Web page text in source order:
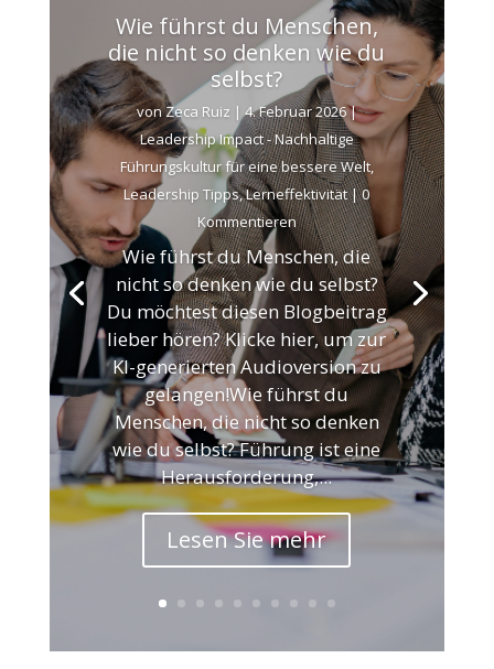
Wie führst du Menschen,
die nicht so denken wie du
selbst?
vonZeca Ruiz |4. Februar 2026|
Leadership Impact - Nachhaltige
Führungskultur für eine bessere Welt,
Leadership Tipps,Lerneffektivität| 0
Kommentieren
Wie führst du Menschen, die
nicht so denken wie du selbst?
Du möchtest diesen Blogbeitrag
lieber hören? Klicke hier, um zur
KI-generierten Audioversion zu
gelangen!Wie führst du
Menschen, die nicht so denken
wie du selbst? Führung ist eine
Herausforderung,...
Lesen Sie mehr